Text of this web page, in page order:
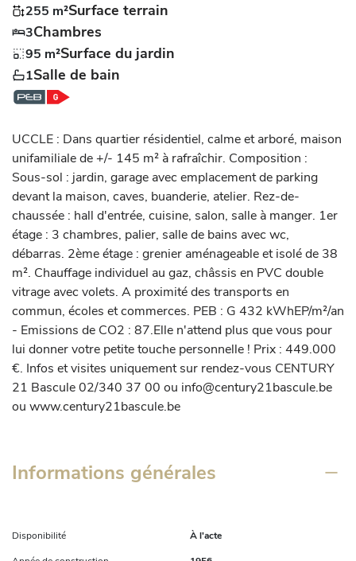
255 m²Surface terrain
3Chambres
95 m²Surface du jardin
1Salle de bain
UCCLE : Dans quartier résidentiel, calme et arboré, maison
unifamiliale de +/- 145 m² à rafraîchir. Composition :
Sous-sol : jardin, garage avec emplacement de parking
devant la maison, caves, buanderie, atelier. Rez-de-
chaussée : hall d'entrée, cuisine, salon, salle à manger. 1er
étage : 3 chambres, palier, salle de bains avec wc,
débarras. 2ème étage : grenier aménageable et isolé de 38
m². Chauffage individuel au gaz, châssis en PVC double
vitrage avec volets. A proximité des transports en
commun, écoles et commerces. PEB : G 432 kWhEP/m²/an
- Emissions de CO2 : 87.Elle n'attend plus que vous pour
lui donner votre petite touche personnelle ! Prix : 449.000
€. Infos et visites uniquement sur rendez-vous CENTURY
21 Bascule 02/340 37 00 ou info@century21bascule.be
ou www.century21bascule.be
Informations générales
Disponibilité
À l'acte